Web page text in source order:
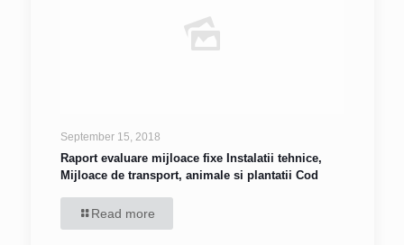
September 15, 2018
Raport evaluare mijloace fixe Instalatii tehnice,
Mijloace de transport, animale si plantatii Cod
Read more